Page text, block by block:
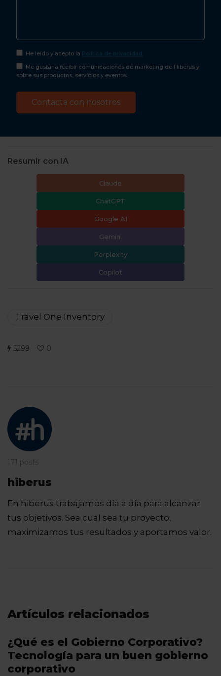
He leído y acepto la Política de privacidad
Me gustaría recibir comunicaciones de marketing de Hiberus y
sobre sus productos, servicios y eventos.
Resumir con IA
Claude
ChatGPT
Google AI
Gemini
Perplexity
Copilot
Travel One Inventory
5299 0
171 posts
hiberus
En hiberus trabajamos día a día para alcanzar
tus objetivos. Sea cual sea tu proyecto,
maximizamos tus resultados y aportamos valor.
Artículos relacionados
¿Qué es el Gobierno Corporativo?
Tecnología para un buen gobierno
corporativo